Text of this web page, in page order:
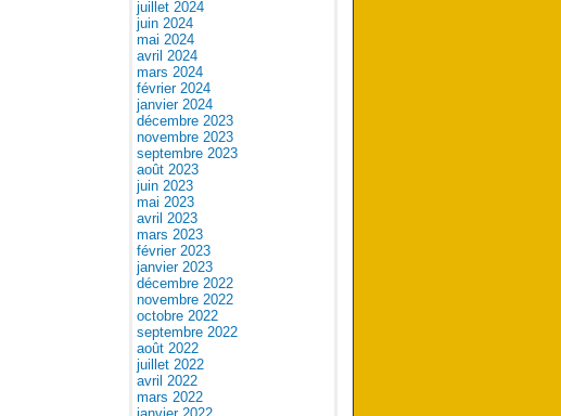
juillet 2024
juin 2024
mai 2024
avril 2024
mars 2024
février 2024
janvier 2024
décembre 2023
novembre 2023
septembre 2023
août 2023
juin 2023
mai 2023
avril 2023
mars 2023
février 2023
janvier 2023
décembre 2022
novembre 2022
octobre 2022
septembre 2022
août 2022
juillet 2022
avril 2022
mars 2022